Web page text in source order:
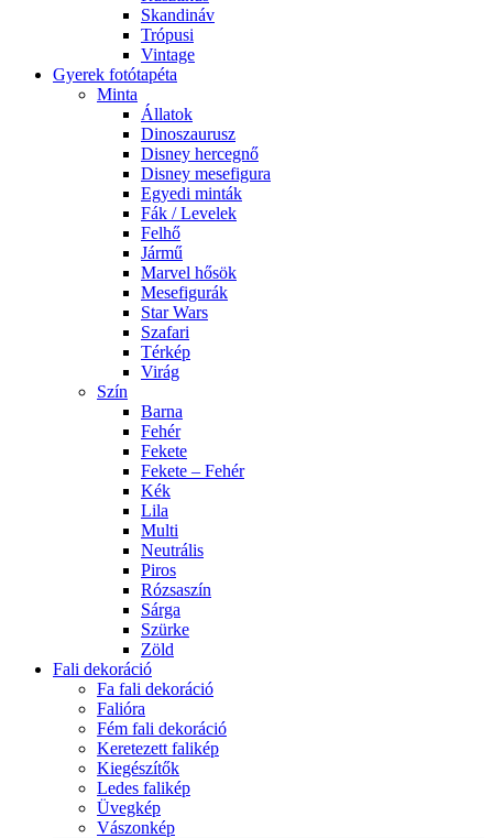
Skandináv
Trópusi
Vintage
Gyerek fotótapéta
Minta
Állatok
Dinoszaurusz
Disney hercegnő
Disney mesefigura
Egyedi minták
Fák / Levelek
Felhő
Jármű
Marvel hősök
Mesefigurák
Star Wars
Szafari
Térkép
Virág
Szín
Barna
Fehér
Fekete
Fekete – Fehér
Kék
Lila
Multi
Neutrális
Piros
Rózsaszín
Sárga
Szürke
Zöld
Fali dekoráció
Fa fali dekoráció
Falióra
Fém fali dekoráció
Keretezett falikép
Kiegészítők
Ledes falikép
Üvegkép
Vászonkép